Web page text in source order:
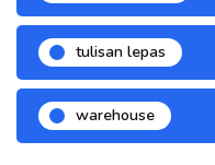
tulisan lepas
warehouse